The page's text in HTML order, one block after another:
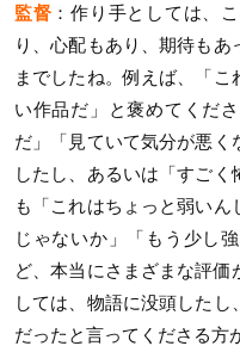
監督 ：作り手としては、
り、心配もあり、期待も
までしたね。例えば、「
い作品だ」と褒めてくだ
だ」「見ていて気分が悪く
したし、あるいは「すご
も「これはちょっと弱い
じゃないか」「もう少し
ど、本当にさまざまな評価
しては、物語に没頭した
だったと言ってくださる方